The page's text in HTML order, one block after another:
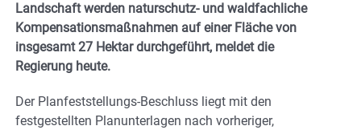
Landschaft werden naturschutz- und waldfachliche
Kompensationsmaßnahmen auf einer Fläche von
insgesamt 27 Hektar durchgeführt, meldet die
Regierung heute.
Der Planfeststellungs-Beschluss liegt mit den
festgestellten Planunterlagen nach vorheriger,